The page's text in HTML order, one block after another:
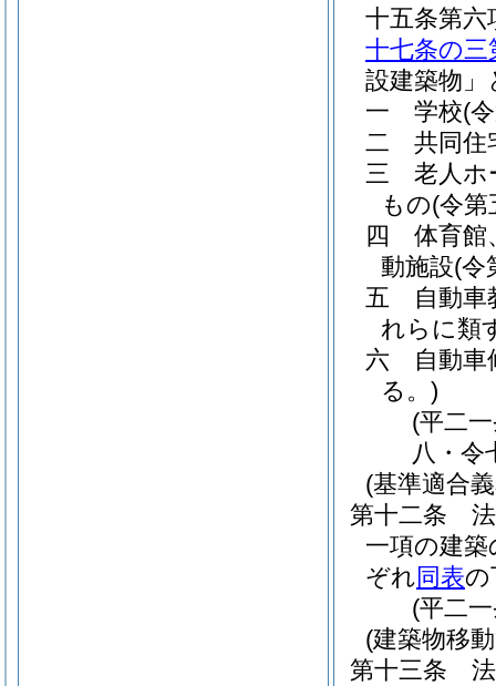
十五条第
十七条の三
設建築物」
一
学校(
二
共同住
三
老人ホ
もの(令
四
体育館
動施設(令
五
自動
れらに類
六
自動車
る。)
(平二
八・令
(基準適合
第十二条
一項の建
ぞれ同表の
(平二
(建築物移
第十三条